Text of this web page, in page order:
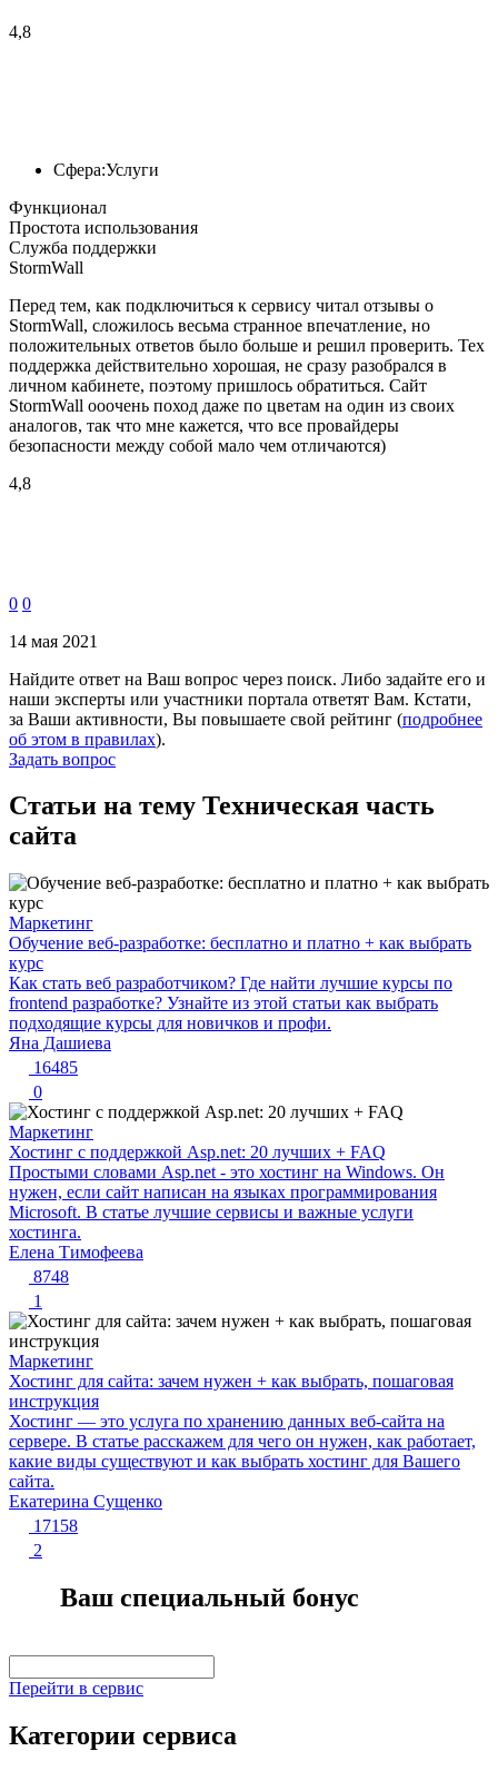
4,8
Сфера:Услуги
Функционал
Простота использования
Служба поддержки
StormWall
Перед тем, как подключиться к сервису читал отзывы о
StormWall, сложилось весьма странное впечатление, но
положительных ответов было больше и решил проверить. Тех
поддержка действительно хорошая, не сразу разобрался в
личном кабинете, поэтому пришлось обратиться. Сайт
StormWall ооочень поход даже по цветам на один из своих
аналогов, так что мне кажется, что все провайдеры
безопасности между собой мало чем отличаются)
4,8
0 0
14 мая 2021
Найдите ответ на Ваш вопрос через поиск. Либо задайте его и
наши эксперты или участники портала ответят Вам. Кстати,
за Ваши активности, Вы повышаете свой рейтинг (подробнее
об этом в правилах).
Задать вопрос
Статьи на тему Техническая часть
сайта
Маркетинг
Обучение веб-разработке: бесплатно и платно + как выбрать
курс
Как стать веб разработчиком? Где найти лучшие курсы по
frontend разработке? Узнайте из этой статьи как выбрать
подходящие курсы для новичков и профи.
Яна Дашиева
16485
0
Маркетинг
Хостинг с поддержкой Asp.net: 20 лучших + FAQ
Простыми словами Asp.net - это хостинг на Windows. Он
нужен, если сайт написан на языках программирования
Microsoft. В статье лучшие сервисы и важные услуги
хостинга.
Елена Тимофеева
8748
1
Маркетинг
Хостинг для сайта: зачем нужен + как выбрать, пошаговая
инструкция
Хостинг — это услуга по хранению данных веб-сайта на
сервере. В статье расскажем для чего он нужен, как работает,
какие виды существуют и как выбрать хостинг для Вашего
сайта.
Екатерина Сущенко
17158
2
Ваш специальный бонус
Перейти в сервис
Категории сервиса